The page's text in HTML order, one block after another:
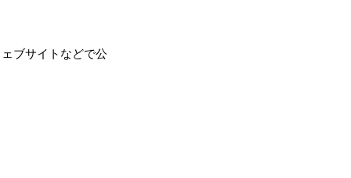
ブサイトなどで公